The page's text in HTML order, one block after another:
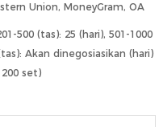
Union, MoneyGram, OA
500 (tas): 25 (hari), 501-1000
Akan dinegosiasikan (hari)
set)